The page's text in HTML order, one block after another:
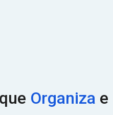
Organiza e